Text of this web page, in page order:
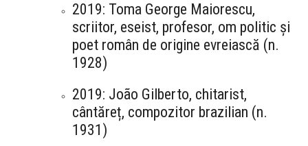
2019: Toma George Maiorescu,
scriitor, eseist, profesor, om politic și
poet român de origine evreiască (n.
1928)
2019: João Gilberto, chitarist,
cântăreț, compozitor brazilian (n.
1931)